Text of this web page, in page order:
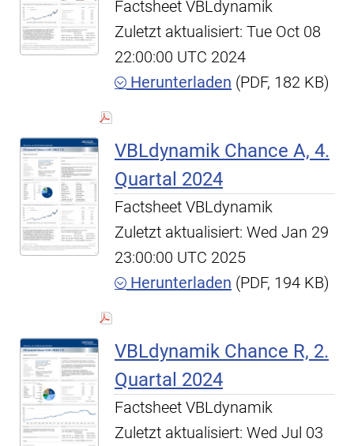
Factsheet VBLdynamik
Zuletzt aktualisiert: Tue Oct 08
22:00:00 UTC 2024
Herunterladen (PDF, 182 KB)
VBLdynamik Chance A, 4.
Quartal 2024
Factsheet VBLdynamik
Zuletzt aktualisiert: Wed Jan 29
23:00:00 UTC 2025
Herunterladen (PDF, 194 KB)
VBLdynamik Chance R, 2.
Quartal 2024
Factsheet VBLdynamik
Zuletzt aktualisiert: Wed Jul 03